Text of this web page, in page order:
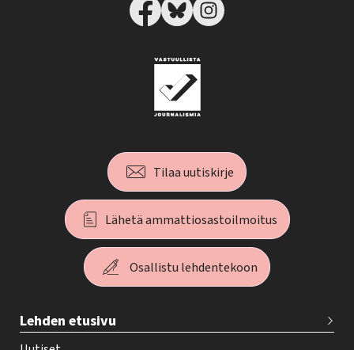
Tilaa uutiskirje
Lähetä ammattiosastoilmoitus
Osallistu lehdentekoon
e
Lehden etusivu